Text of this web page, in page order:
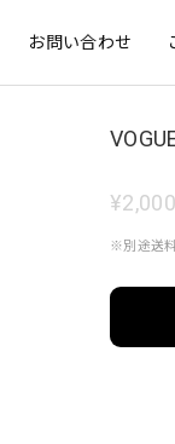
お問い合わせ
¥2,000
※別途送